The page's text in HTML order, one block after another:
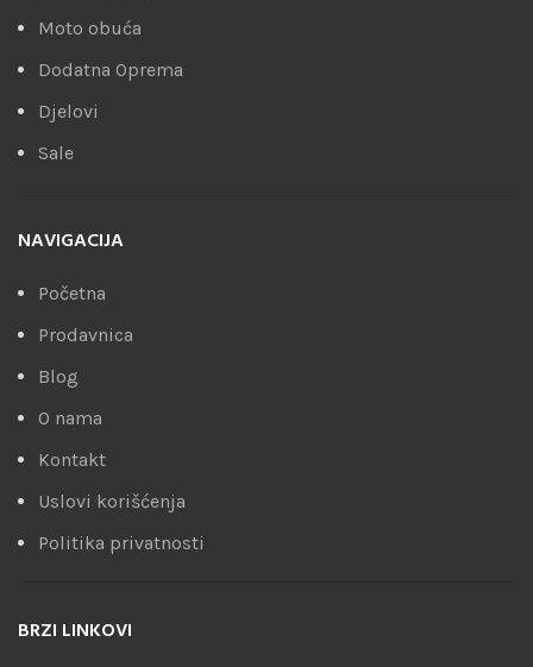
Moto obuća
Dodatna Oprema
Djelovi
Sale
NAVIGACIJA
Početna
Prodavnica
Blog
O nama
Kontakt
Uslovi korišćenja
Politika privatnosti
BRZI LINKOVI